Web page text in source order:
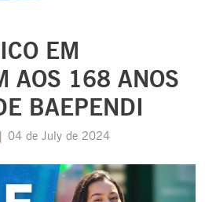
EM
AOS 168 ANOS
BAEPENDI
| 04 de July de 2024